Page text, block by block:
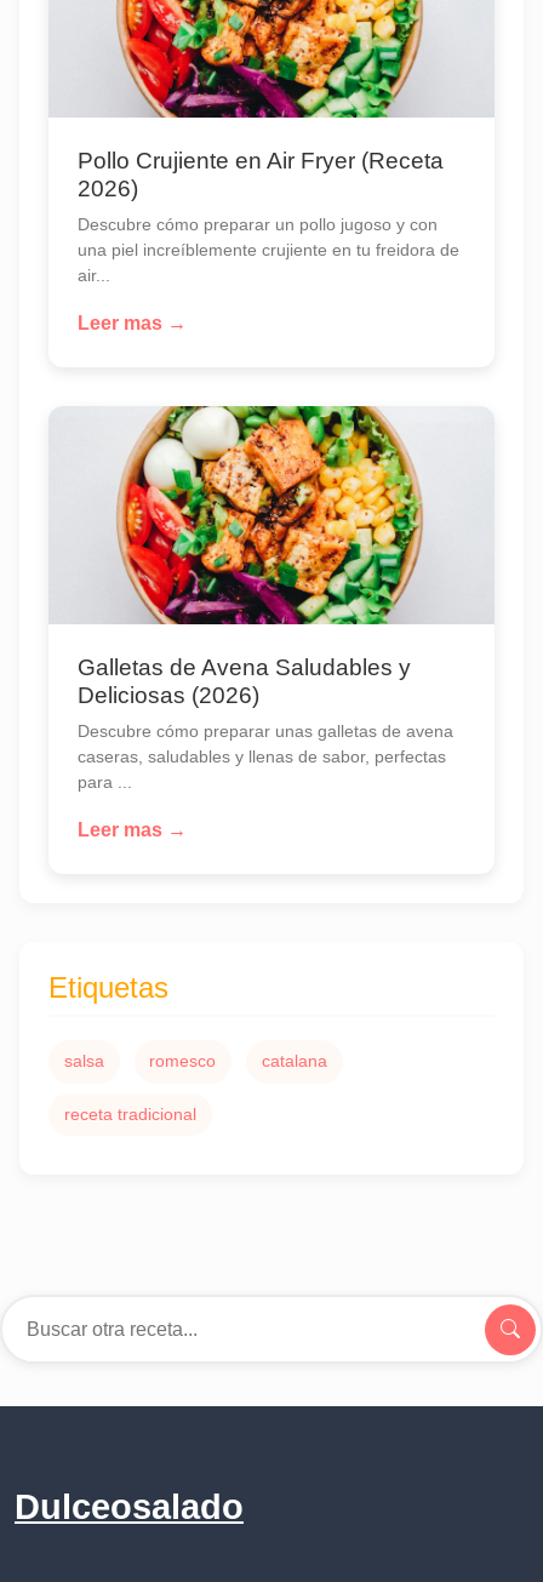
Pollo Crujiente en Air Fryer (Receta
2026)
Descubre cómo preparar un pollo jugoso y con
una piel increíblemente crujiente en tu freidora de
air...
Leer mas →
Galletas de Avena Saludables y
Deliciosas (2026)
Descubre cómo preparar unas galletas de avena
caseras, saludables y llenas de sabor, perfectas
para ...
Leer mas →
Etiquetas
salsa romesco catalana
receta tradicional
Dulceosalado